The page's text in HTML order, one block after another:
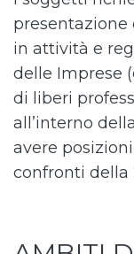
presentazione
in attività e
delle Imprese
di liberi
all’interno
avere
confronti della